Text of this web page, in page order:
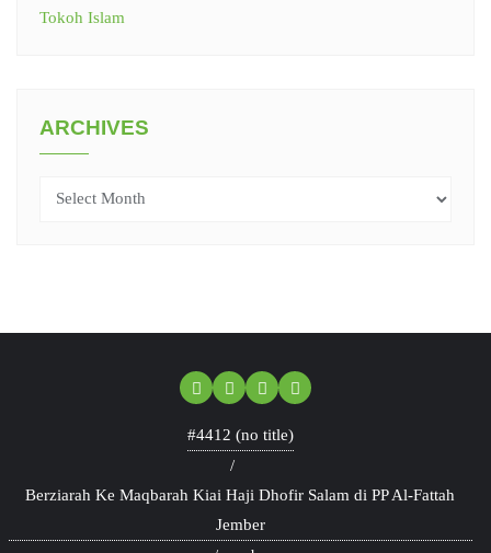
Tokoh Islam
ARCHIVES
Archives
#4412 (no title)
Berziarah Ke Maqbarah Kiai Haji Dhofir Salam di PP Al-Fattah
Jember